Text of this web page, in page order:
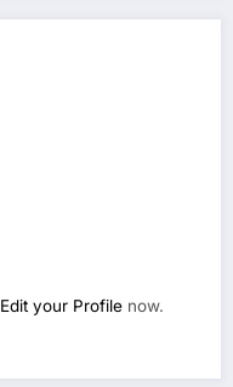
Edit your Profile now.